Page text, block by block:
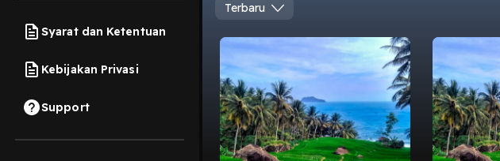
Syarat dan Ketentuan
Kebijakan Privasi
Support
Terbaru